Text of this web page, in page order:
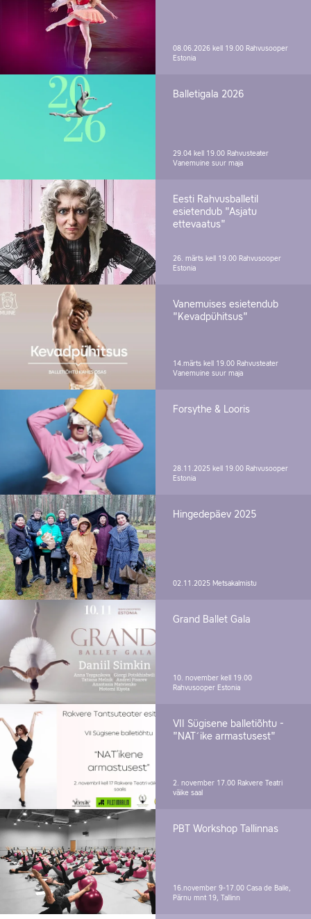
08.06.2026 kell 19.00 Rahvusooper
Estonia
Balletigala 2026
29.04 kell 19.00 Rahvusteater
Vanemuine suur maja
Eesti Rahvusballetil
esietendub "Asjatu
ettevaatus"
26. märts kell 19.00 Rahvusooper
Estonia
Vanemuises esietendub
"Kevadpühitsus"
14.märts kell 19.00 Rahvusteater
Vanemuine suur maja
Forsythe & Looris
28.11.2025 kell 19.00 Rahvusooper
Estonia
Hingedepäev 2025
02.11.2025 Metsakalmistu
Grand Ballet Gala
10. november kell 19.00
Rahvusooper Estonia
VII Sügisene balletiõhtu -
"NAT´ike armastusest"
2. november 17.00 Rakvere Teatri
väike saal
PBT Workshop Tallinnas
16.november 9-17.00 Casa de Baile,
Pärnu mnt 19, Tallinn